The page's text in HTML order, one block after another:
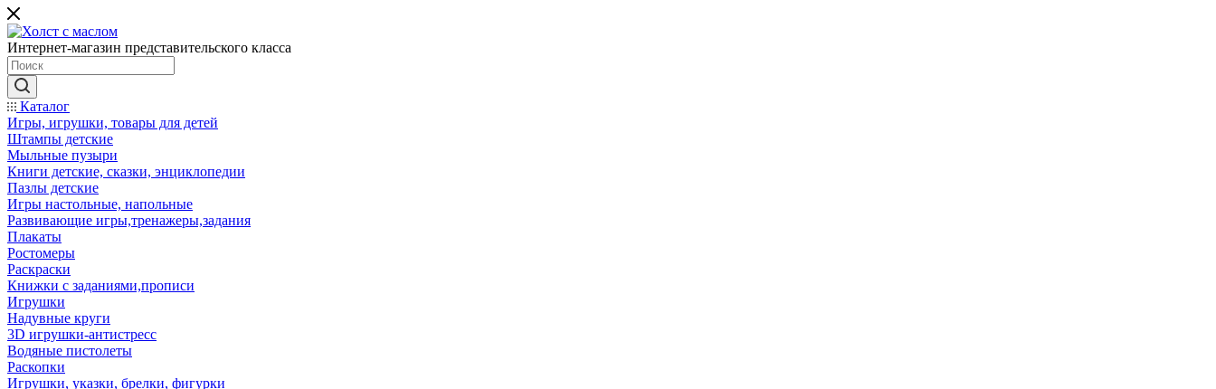
Интернет-магазин представительского класса
Каталог
Игры, игрушки, товары для детей
Штампы детские
Мыльные пузыри
Книги детские, сказки, энциклопедии
Пазлы детские
Игры настольные, напольные
Развивающие игры,тренажеры,задания
Плакаты
Ростомеры
Раскраски
Книжки с заданиями,прописи
Игрушки
Надувные круги
3D игрушки-антистресс
Водяные пистолеты
Раскопки
Игрушки, указки, брелки, фигурки